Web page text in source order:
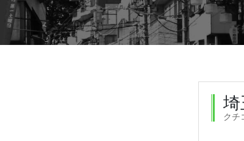
クチ